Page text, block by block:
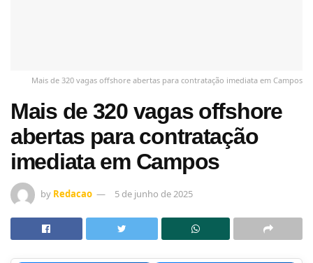
Mais de 320 vagas offshore abertas para contratação imediata em Campos
Mais de 320 vagas offshore
abertas para contratação
imediata em Campos
by Redacao 5 de junho de 2025